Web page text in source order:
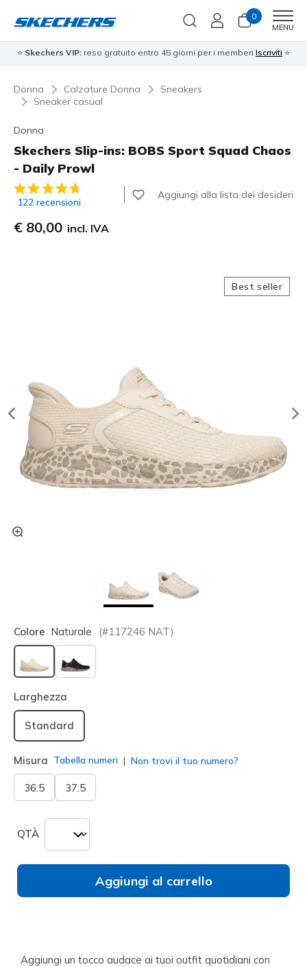
0
MENU
⭐ Skechers VIP: reso gratuito entro 45 giorni per i memberi Iscriviti ⭐
Donna Calzature Donna
Sneakers
Sneaker casual
Donna
Skechers Slip-ins: BOBS Sport Squad Chaos
- Daily Prowl
Valutazione cliente 4 su 5
122 recensioni
Aggiungi alla lista dei desideri
€ 80,00 incl. IVA
Best seller
Colore Naturale (#117246 NAT)
selezionato
Larghezza
Standard
Misura Tabella numeri Non trovi il tuo numero?
36.5 37.5
QTÀ
Aggiungi al carrello
Aggiungi un tocco audace ai tuoi outfit quotidiani con